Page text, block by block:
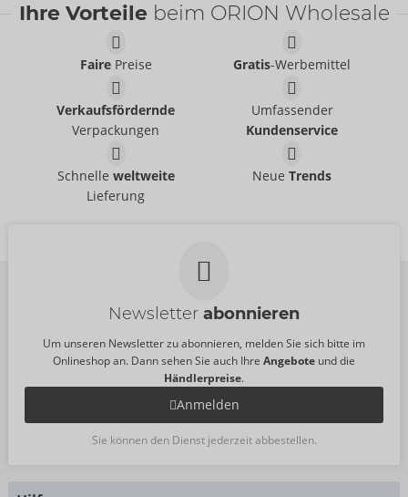
Ihre Vorteile beim ORION Wholesale
FairePreise Gratis-Werbemittel
Verkaufsfördernde
Verpackungen
Umfassender
Kundenservice
Schnelle weltweite
Lieferung
NeueTrends
Newsletter abonnieren
Um unseren Newsletter zu abonnieren, melden Sie sich bitte im
Onlineshop an. Dann sehen Sie auch Ihre Angebote und die
Händlerpreise.
Anmelden
Sie können den Dienst jederzeit abbestellen.